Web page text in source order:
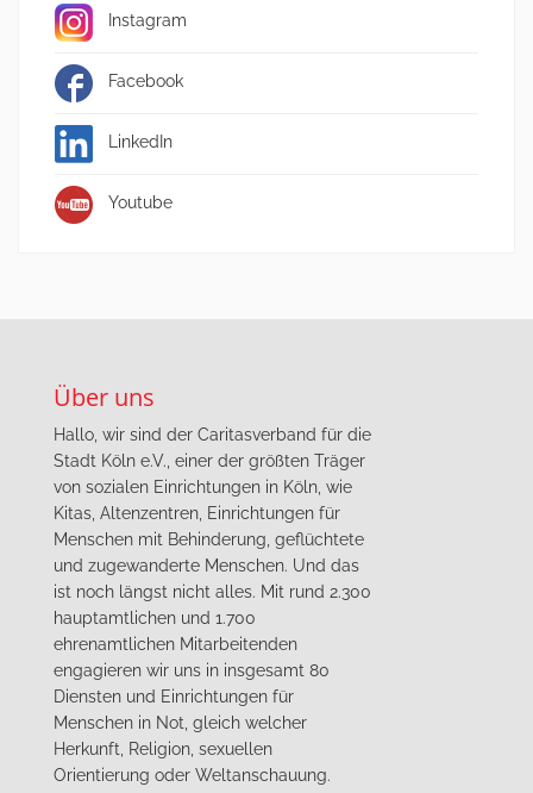
Instagram
Facebook
LinkedIn
Youtube
Über uns
Hallo, wir sind der Caritasverband für die
Stadt Köln e.V., einer der größten Träger
von sozialen Einrichtungen in Köln, wie
Kitas, Altenzentren, Einrichtungen für
Menschen mit Behinderung, geflüchtete
und zugewanderte Menschen. Und das
ist noch längst nicht alles. Mit rund 2.300
hauptamtlichen und 1.700
ehrenamtlichen Mitarbeitenden
engagieren wir uns in insgesamt 80
Diensten und Einrichtungen für
Menschen in Not, gleich welcher
Herkunft, Religion, sexuellen
Orientierung oder Weltanschauung.